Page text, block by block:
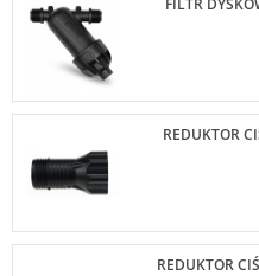
FILTR
REDUKTOR
REDUKTOR